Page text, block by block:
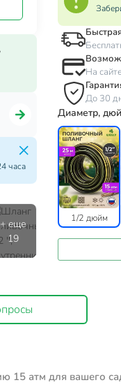
часа
На
До 30
Диаметр,
1/2 дюйм
15 атм для вашего